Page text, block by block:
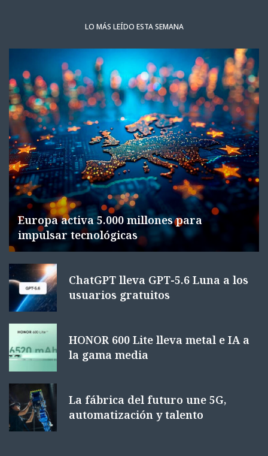
LO MÁS LEÍDO ESTA SEMANA
Europa activa 5.000 millones para
impulsar tecnológicas
ChatGPT lleva GPT-5.6 Luna a los
usuarios gratuitos
HONOR 600 Lite lleva metal e IA a
la gama media
La fábrica del futuro une 5G,
automatización y talento